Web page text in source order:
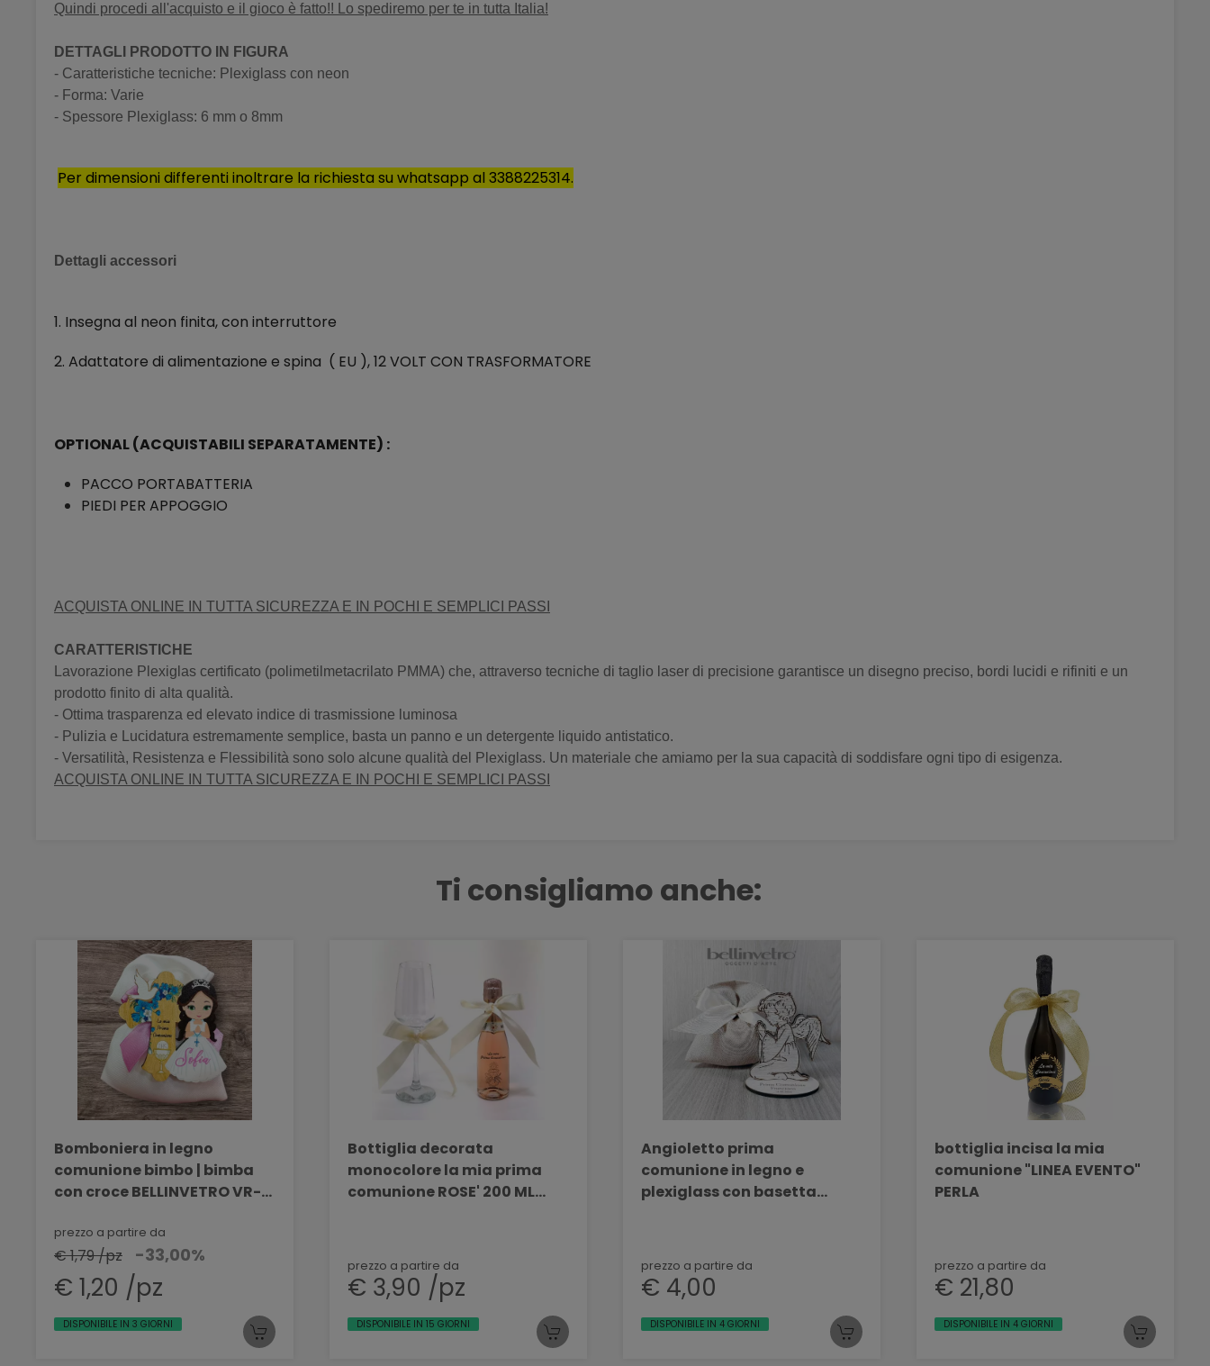
Quindi procedi all'acquisto e il gioco è fatto!! Lo spediremo per te in tutta Italia!
DETTAGLI PRODOTTO IN FIGURA
- Caratteristiche tecniche: Plexiglass con neon
- Forma: Varie
- Spessore Plexiglass: 6 mm o 8mm
Per dimensioni differenti inoltrare la richiesta su whatsapp al 3388225314.
Dettagli accessori
1. Insegna al neon finita, con interruttore
2. Adattatore di alimentazione e spina ( EU ), 12 VOLT CON TRASFORMATORE
OPTIONAL (ACQUISTABILI SEPARATAMENTE) :
PACCO PORTABATTERIA
PIEDI PER APPOGGIO
ACQUISTA ONLINE IN TUTTA SICUREZZA E IN POCHI E SEMPLICI PASSI
CARATTERISTICHE
Lavorazione Plexiglas certificato (polimetilmetacrilato PMMA) che, attraverso tecniche di taglio laser di precisione garantisce un disegno preciso, bordi lucidi e rifiniti e un
prodotto finito di alta qualità.
- Ottima trasparenza ed elevato indice di trasmissione luminosa
- Pulizia e Lucidatura estremamente semplice, basta un panno e un detergente liquido antistatico.
- Versatilità, Resistenza e Flessibilità sono solo alcune qualità del Plexiglass. Un materiale che amiamo per la sua capacità di soddisfare ogni tipo di esigenza.
ACQUISTA ONLINE IN TUTTA SICUREZZA E IN POCHI E SEMPLICI PASSI
Ti consigliamo anche:
Bomboniera in legno
comunione bimbo | bimba
con croce BELLINVETRO VR-
prezzo a partire da
€ 1,79 /pz -33,00%
€ 1,20 /pz
DISPONIBILE IN 3 GIORNI
Bottiglia decorata
monocolore la mia prima
comunione ROSE' 200 ML
prezzo a partire da
€ 3,90 /pz
DISPONIBILE IN 15 GIORNI
Angioletto prima
comunione in legno e
plexiglass con basetta
prezzo a partire da
€ 4,00
DISPONIBILE IN 4 GIORNI
bottiglia incisa la mia
comunione "LINEA EVENTO"
PERLA
prezzo a partire da
€ 21,80
DISPONIBILE IN 4 GIORNI